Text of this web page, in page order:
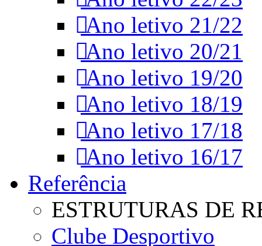
Ano letivo 21/22
Ano letivo 20/21
Ano letivo 19/20
Ano letivo 18/19
Ano letivo 17/18
Ano letivo 16/17
Referência
ESTRUTURAS DE
Clube Desportivo